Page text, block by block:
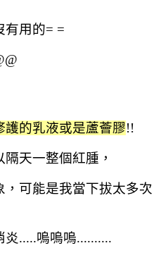
有用的= =
護的乳液或是蘆薈膠!!
天一整個紅腫，
可能是我當下拔太多次
.....嗚嗚嗚..........